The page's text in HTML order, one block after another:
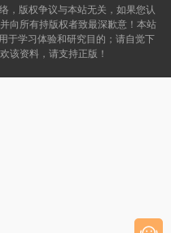
版权争议与本站无关，如果您认
向所有持版权者致最深歉意！本站
于学习体验和研究目的；请自觉下
该资料，请支持正版！